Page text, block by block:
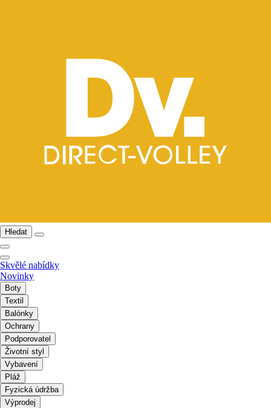
Hledat
Skvělé nabídky
Novinky
Boty
Textil
Balónky
Ochrany
Podporovatel
Životní styl
Vybavení
Pláž
Fyzická údržba
Výprodej